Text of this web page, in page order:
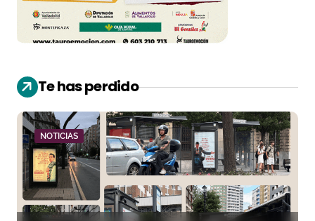
Te has perdido
NOTICIAS